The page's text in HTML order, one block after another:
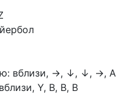
вблизи, →, ↓, ↓, →, А
Y, В, В, В